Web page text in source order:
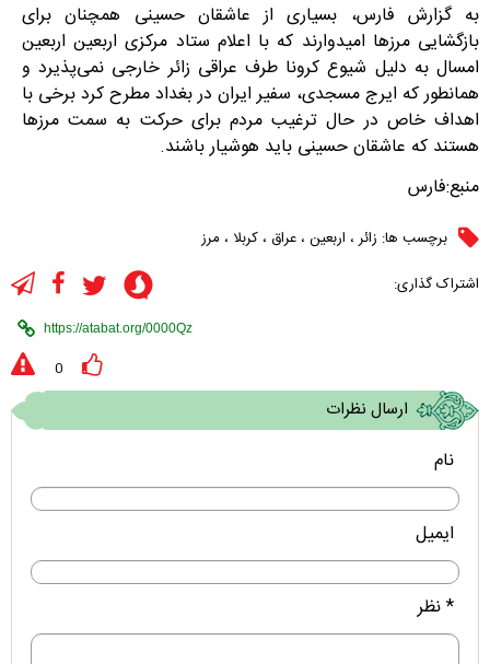
به گزارش فارس، بسیاری از عاشقان حسینی همچنان برای
بازگشایی مرزها امیدوارند که با اعلام ستاد مرکزی اربعین اربعین
امسال به دلیل شیوع کرونا طرف عراقی زائر خارجی نمی‌پذیرد و
همانطور که ایرج مسجدی، سفیر ایران در بغداد مطرح کرد برخی با
اهداف خاص در حال ترغیب مردم برای حرکت به سمت مرزها
هستند که عاشقان حسینی باید هوشیار باشند.
منبع:فارس
برچسب ها: زائر ، اربعین ، عراق ، کربلا ، مرز
اشتراک گذاری:
0
ارسال نظرات
نام
ایمیل
* نظر